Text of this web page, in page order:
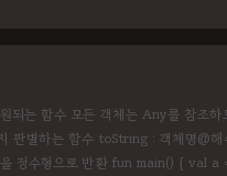
는 함수 모든 객체는 Any를 참조
판별하는 함수 toString : 객체명@
정수형으로 반환 fun main() { val